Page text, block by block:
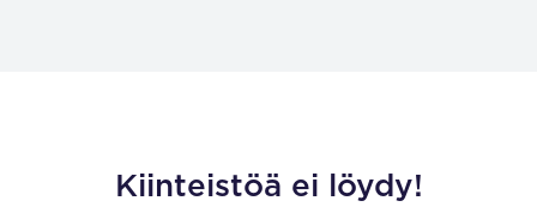
Kiinteistöä ei löydy!